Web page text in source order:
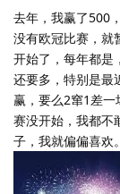
去年，我赢了500
没有欧冠比赛，就
开始了，每年都是
还要多，特别是最
赢，要么2窜1差
赛没开始，我都不
子，我就偏偏喜欢。